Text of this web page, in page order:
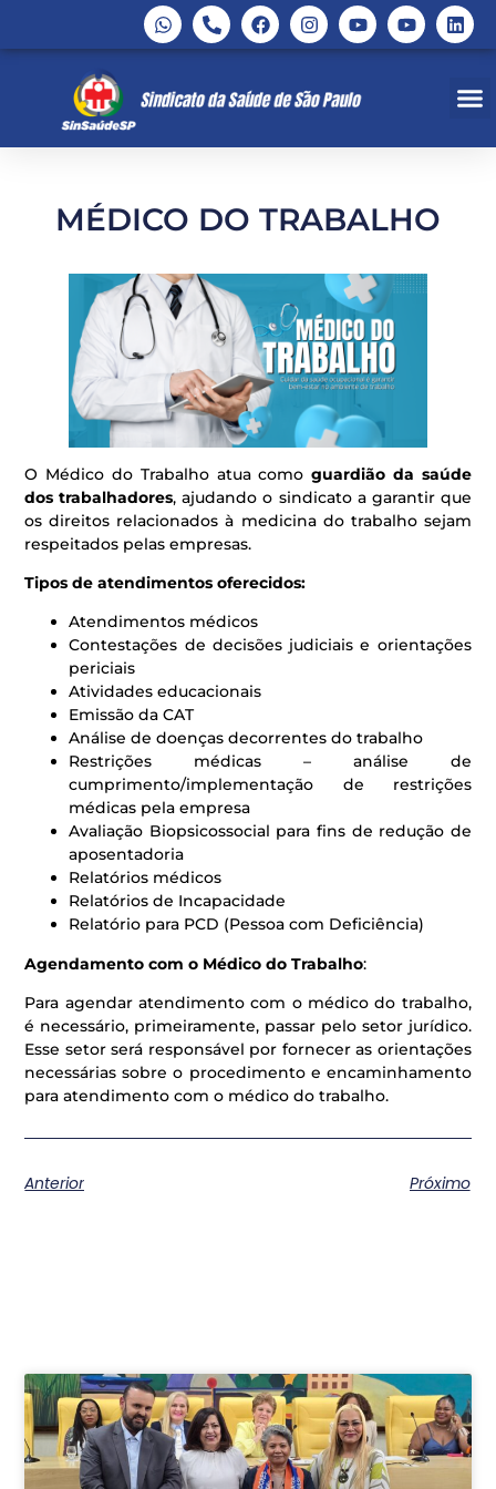
MÉDICO DO TRABALHO
O Médico do Trabalho atua comoguardião da saúde
dos trabalhadores, ajudando o sindicato a garantir que
os direitos relacionados à medicina do trabalho sejam
respeitados pelas empresas.
Tipos de atendimentos oferecidos:
Atendimentos médicos
Contestações de decisões judiciais e orientações
periciais
Atividades educacionais
Emissão da CAT
Análise de doenças decorrentes do trabalho
Restrições médicas – análise de
cumprimento/implementação de restrições
médicas pela empresa
Avaliação Biopsicossocial para fins de redução de
aposentadoria
Relatórios médicos
Relatórios de Incapacidade
Relatório para PCD (Pessoa com Deficiência)
Agendamento com o Médico do Trabalho:
Para agendar atendimento com o médico do trabalho,
é necessário, primeiramente, passar pelo setor jurídico.
Esse setor será responsável por fornecer as orientações
necessárias sobre o procedimento e encaminhamento
para atendimento com o médico do trabalho.
Anterior Próximo
Postagens relacionadas